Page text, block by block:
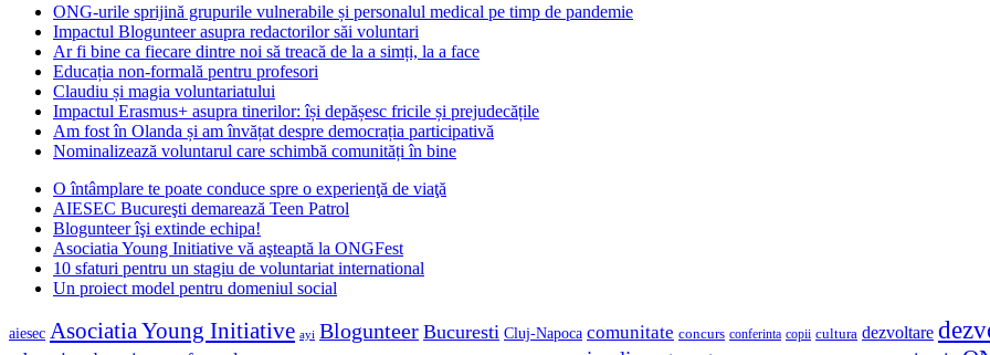
ONG-urile sprijină grupurile vulnerabile și personalul medical pe timp de pandemie
Impactul Blogunteer asupra redactorilor săi voluntari
Ar fi bine ca fiecare dintre noi să treacă de la a simți, la a face
Educația non-formală pentru profesori
Claudiu și magia voluntariatului
Impactul Erasmus+ asupra tinerilor: își depășesc fricile și prejudecățile
Am fost în Olanda și am învățat despre democrația participativă
Nominalizează voluntarul care schimbă comunități în bine
O întâmplare te poate conduce spre o experienţă de viaţă
AIESEC Bucureşti demarează Teen Patrol
Blogunteer îşi extinde echipa!
Asociatia Young Initiative vă aşteaptă la ONGFest
10 sfaturi pentru un stagiu de voluntariat international
Un proiect model pentru domeniul social
aiesec Asociatia Young Initiative ayi Blogunteer Bucuresti Cluj-Napoca comunitate concurs conferinta copii cultura dezvoltare